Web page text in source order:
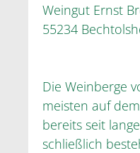
Weingut Ernst
55234
Die Weinberge
meisten auf
bereits seit
schließlich